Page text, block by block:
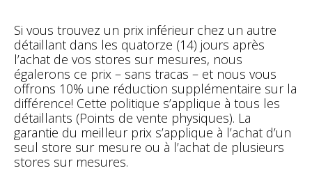
Si vous trouvez un prix inférieur chez un autre
détaillant dans les quatorze (14) jours après
l’achat de vos stores sur mesures, nous
égalerons ce prix – sans tracas – et nous vous
offrons 10% une réduction supplémentaire sur la
différence! Cette politique s’applique à tous les
détaillants (Points de vente physiques). La
garantie du meilleur prix s’applique à l’achat d’un
seul store sur mesure ou à l’achat de plusieurs
stores sur mesures.